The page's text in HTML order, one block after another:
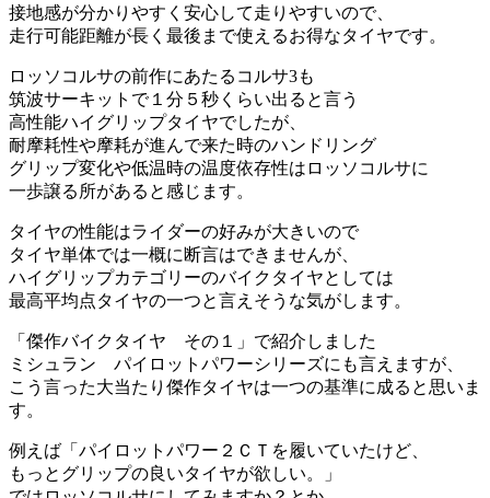
接地感が分かりやすく安心して走りやすいので、
走行可能距離が長く最後まで使えるお得なタイヤです。
ロッソコルサの前作にあたるコルサ3も
筑波サーキットで１分５秒くらい出ると言う
高性能ハイグリップタイヤでしたが、
耐摩耗性や摩耗が進んで来た時のハンドリング
グリップ変化や低温時の温度依存性はロッソコルサに
一歩譲る所があると感じます。
タイヤの性能はライダーの好みが大きいので
タイヤ単体では一概に断言はできませんが、
ハイグリップカテゴリーのバイクタイヤとしては
最高平均点タイヤの一つと言えそうな気がします。
「傑作バイクタイヤ その１」で紹介しました
ミシュラン パイロットパワーシリーズにも言えますが、
こう言った大当たり傑作タイヤは一つの基準に成ると思いま
す。
例えば「パイロットパワー２ＣＴを履いていたけど、
もっとグリップの良いタイヤが欲しい。」